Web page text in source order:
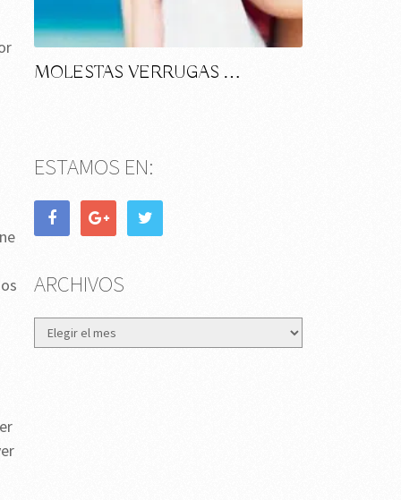
MOLESTAS VERRUGAS …
ESTAMOS EN:
ARCHIVOS
Archivos